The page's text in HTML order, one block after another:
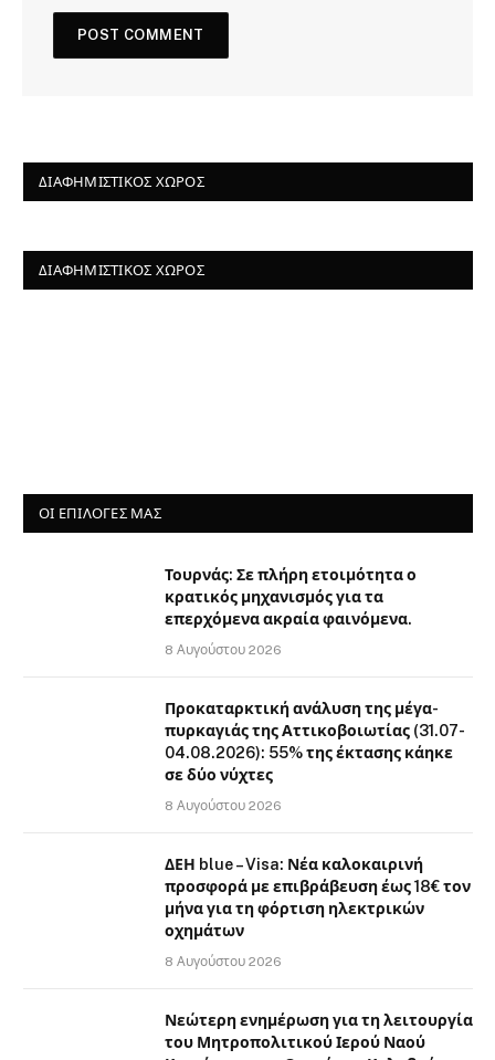
ΔΙΑΦΗΜΙΣΤΙΚΌΣ ΧΏΡΟΣ
ΔΙΑΦΗΜΙΣΤΙΚΌΣ ΧΏΡΟΣ
ΟΙ ΕΠΙΛΟΓΈΣ ΜΑΣ
Τουρνάς: Σε πλήρη ετοιμότητα ο
κρατικός μηχανισμός για τα
επερχόμενα ακραία φαινόμενα.
8 Αυγούστου 2026
Προκαταρκτική ανάλυση της μέγα-
πυρκαγιάς της Αττικοβοιωτίας (31.07-
04.08.2026): 55% της έκτασης κάηκε
σε δύο νύχτες
8 Αυγούστου 2026
ΔΕΗ blue – Visa: Νέα καλοκαιρινή
προσφορά με επιβράβευση έως 18€ τον
μήνα για τη φόρτιση ηλεκτρικών
οχημάτων
8 Αυγούστου 2026
Νεώτερη ενημέρωση για τη λειτουργία
του Μητροπολιτικού Ιερού Ναού